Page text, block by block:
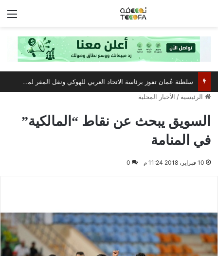
سلطنة عُمان تفوز برئاسة الاتحاد العربي للهوكي ونقل المقر لمسقط
الرئيسية / الأخبار المحلية
السويق يبحث عن نقاط “المالكية”
في المنامة
10 فبراير، 2018 11:24 م 0